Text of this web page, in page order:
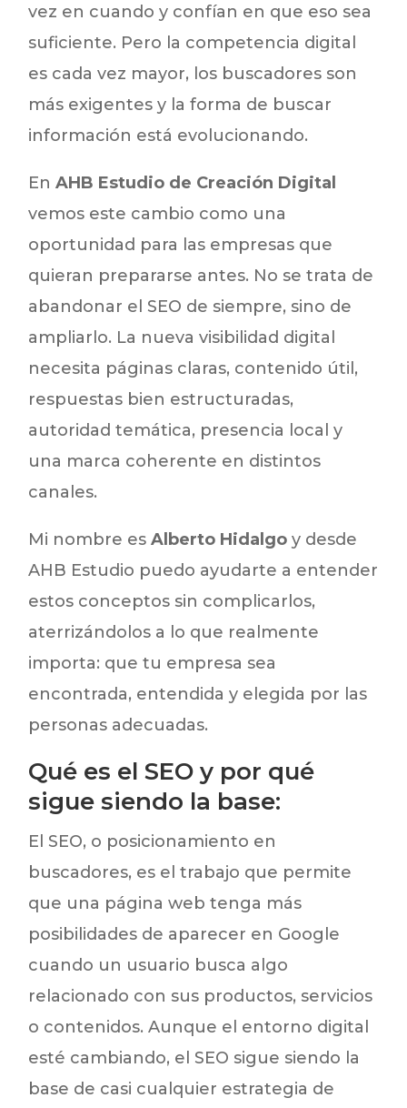
vez en cuando y confían en que eso sea
suficiente. Pero la competencia digital
es cada vez mayor, los buscadores son
más exigentes y la forma de buscar
información está evolucionando.
EnAHB Estudio de Creación Digital
vemos este cambio como una
oportunidad para las empresas que
quieran prepararse antes. No se trata de
abandonar el SEO de siempre, sino de
ampliarlo. La nueva visibilidad digital
necesita páginas claras, contenido útil,
respuestas bien estructuradas,
autoridad temática, presencia local y
una marca coherente en distintos
canales.
Mi nombre esAlberto Hidalgo y desde
AHB Estudio puedo ayudarte a entender
estos conceptos sin complicarlos,
aterrizándolos a lo que realmente
importa: que tu empresa sea
encontrada, entendida y elegida por las
personas adecuadas.
Qué es el SEO y por qué
sigue siendo la base:
El SEO, o posicionamiento en
buscadores, es el trabajo que permite
que una página web tenga más
posibilidades de aparecer en Google
cuando un usuario busca algo
relacionado con sus productos, servicios
o contenidos. Aunque el entorno digital
esté cambiando, el SEO sigue siendo la
base de casi cualquier estrategia de